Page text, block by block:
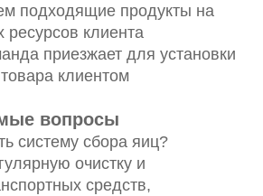
подходящие продукты на
ресурсов клиента
приезжает для установки
клиентом
вопросы
систему сбора яиц?
очистку и
средств,